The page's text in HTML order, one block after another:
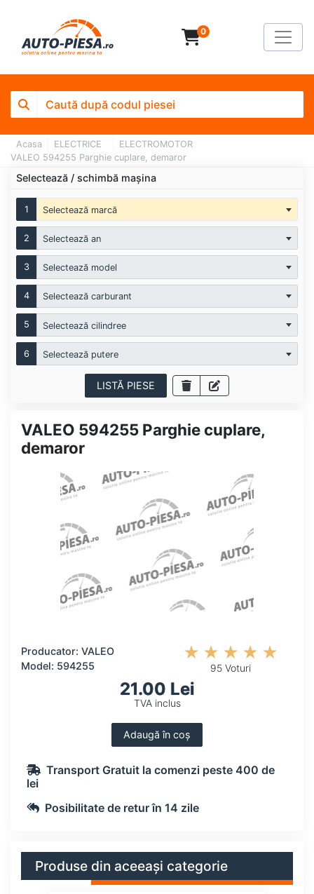
0
Acasa ELECTRICE
ELECTROMOTOR
VALEO 594255 Parghie cuplare, demaror
Selectează / schimbă mașina
1 Selectează marcă
2 Selectează an
3 Selectează model
4 Selectează carburant
5 Selectează cilindree
6 Selectează putere
LISTĂ PIESE
VALEO 594255 Parghie cuplare,
demaror
Producator: VALEO
Model: 594255
95 Voturi
21.00 Lei
TVA inclus
Adaugă în coș
Transport Gratuit la comenzi peste 400 de
lei
Posibilitate de retur în 14 zile
Produse din aceeași categorie